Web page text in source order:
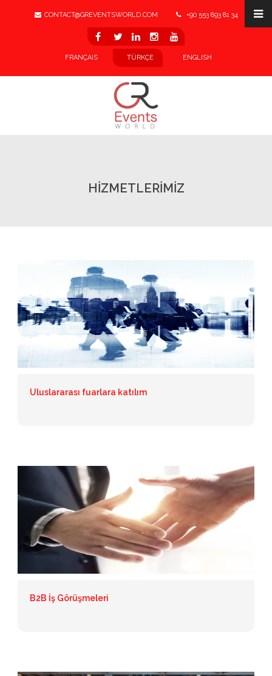
CONTACT@GREVENTSWORLD.COM +90 553 893 81 34
LINKEDIN
FRANÇAIS TÜRKÇE ENGLISH
HİZMETLERİMİZ
Uluslararası fuarlara katılım
B2B İş Görüşmeleri